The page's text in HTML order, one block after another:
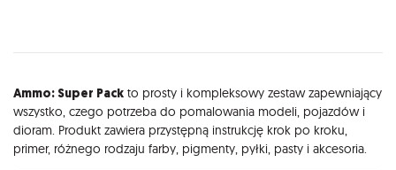
Opis
Ammo: Super Pack to prosty i kompleksowy zestaw zapewniający
wszystko, czego potrzeba do pomalowania modeli, pojazdów i
dioram. Produkt zawiera przystępną instrukcję krok po kroku,
primer, różnego rodzaju farby, pigmenty, pyłki, pasty i akcesoria.